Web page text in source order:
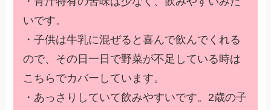
いです。
・子供は牛乳に混ぜると喜んで飲んでくれる
ので、その日一日で野菜が不足している時は
こちらでカバーしています。
・あっさりしていて飲みやすいです。2歳の子